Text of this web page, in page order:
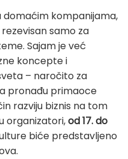
kompanijama,
samo za
Sajam je već
koncepte i
– naročito za
pronađu primaoce
razviju biznis na tom
organizatori,od 17. do
biće predstavljeno